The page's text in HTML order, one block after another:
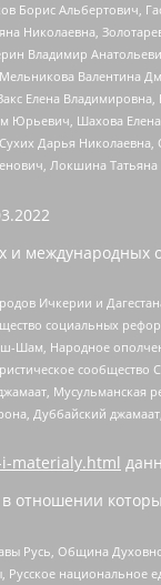
Борис
Николаевна,
Владимир
Валентина
Елена
Шахова
Дарья
Локшина
Ичкерии и
социальных
Шам, Народное
Дуббайский
materialy.html
Русь, Община